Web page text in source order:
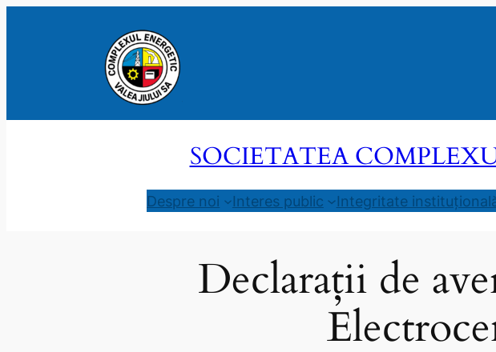
SOCIETATEA
Despre noi Interes public Integritate
Declarații de